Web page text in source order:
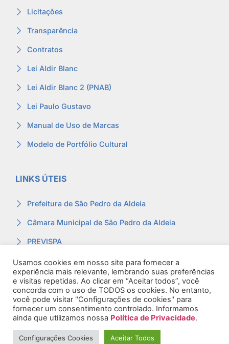
Licitações
Transparência
Contratos
Lei Aldir Blanc
Lei Aldir Blanc 2 (PNAB)
Lei Paulo Gustavo
Manual de Uso de Marcas
Modelo de Portfólio Cultural
LINKS ÚTEIS
Prefeitura de São Pedro da Aldeia
Câmara Municipal de São Pedro da Aldeia
PREVISPA
Ouvidoria
Contracheque
Webmail
Usamos cookies em nosso site para fornecer a
experiência mais relevante, lembrando suas preferências
e visitas repetidas. Ao clicar em “Aceitar todos”, você
concorda com o uso de TODOS os cookies. No entanto,
você pode visitar "Configurações de cookies" para
fornecer um consentimento controlado. Informamos
ainda que utilizamos nossa Política de Privacidade.
Configurações Cookies Aceitar Todos